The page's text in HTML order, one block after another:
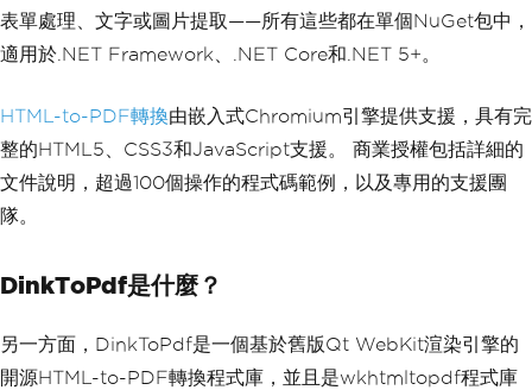
表單處理、文字或圖片提取——所有這些都在單個NuGet包中，
適用於.NET Framework、.NET Core和.NET 5+。
HTML-to-PDF轉換由嵌入式Chromium引擎提供支援，具有完
整的HTML5、CSS3和JavaScript支援。 商業授權包括詳細的
文件說明，超過100個操作的程式碼範例，以及專用的支援團
隊。
DinkToPdf是什麼？
另一方面，DinkToPdf是一個基於舊版Qt WebKit渲染引擎的
開源HTML-to-PDF轉換程式庫，並且是wkhtmltopdf程式庫